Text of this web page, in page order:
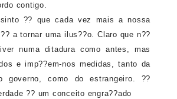
contigo.
?? que cada vez mais a nossa
a tornar uma ilus??o. Claro que n??
numa ditadura como antes, mas
e imp??em-nos medidas, tanto da
governo, como do estrangeiro. ??
?? um conceito engra??ado